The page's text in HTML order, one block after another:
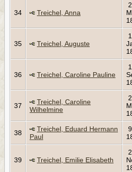
34 Treichel, Anna
35 Treichel, Auguste
36 Treichel, Caroline Pauline
37
Treichel, Caroline
Wilhelmine
38
Treichel, Eduard Hermann
Paul
39 Treichel, Emilie Elisabeth